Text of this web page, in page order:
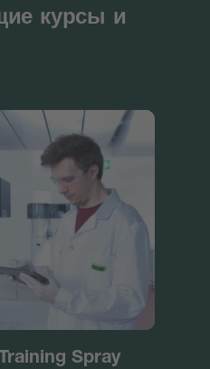
курсы и
Spray